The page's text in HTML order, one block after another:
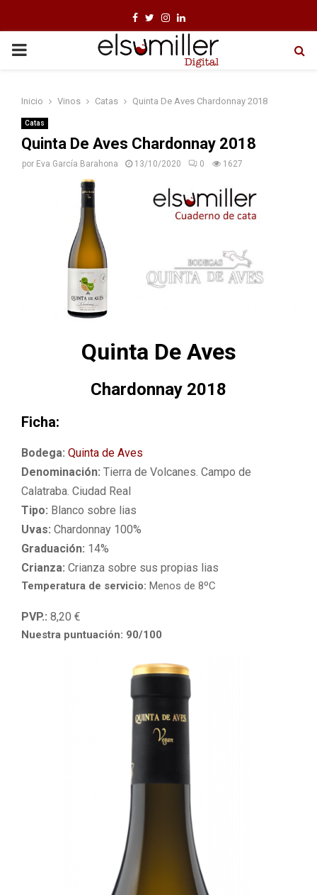
F
b
o
k
w
t
r
I
n
a
r
a
m
L
n
e
i
n
P
M
U
Inicio Vinos Catas Quinta De Aves Chardonnay 2018
Catas
Quinta De Aves Chardonnay 2018
por Eva García Barahona 13/10/2020 0 1627
Quinta De Aves
Chardonnay 2018
Ficha:
Bodega: Quinta de Aves
Denominación: Tierra de Volcanes. Campo de
Calatraba. Ciudad Real
Tipo: Blanco sobre lias
Uvas: Chardonnay 100%
Graduación: 14%
Crianza: Crianza sobre sus propias lias
Temperatura de servicio: Menos de 8ºC
PVP.: 8,20 €
Nuestra puntuación: 90/100